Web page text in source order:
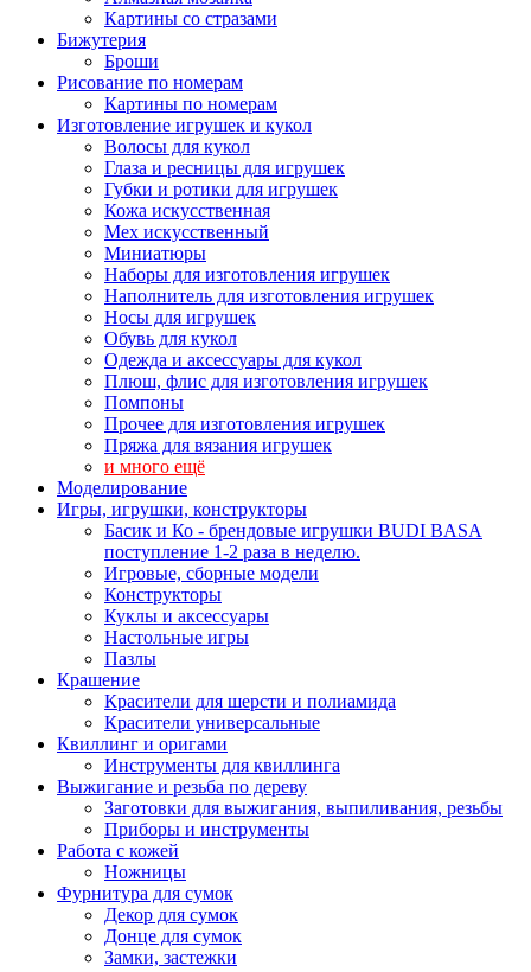
Картины co стразами
Бижутерия
Броши
Рисование по номерам
Картины по номерам
Изготовление игрушек и кукол
Волосы для кукол
Глаза и ресницы для игрушек
Губки и ротики для игрушек
Кожа искусственная
Мех искусственный
Миниатюры
Наборы для изготовления игрушек
Наполнитель для изготовления игрушек
Носы для игрушек
Обувь для кукол
Одежда и аксессуары для кукол
Плюш, флис для изготовления игрушек
Помпоны
Прочее для изготовления игрушек
Пряжа для вязания игрушек
и много ещё
Моделирование
Игры, игрушки, конструкторы
Басик и Ко - брендовые игрушки BUDI BASA
поступление 1-2 раза в неделю.
Игровые, сборные модели
Конструкторы
Куклы и аксессуары
Настольные игры
Пазлы
Крашение
Красители для шерсти и полиамида
Красители универсальные
Квиллинг и оригами
Инструменты для квиллинга
Выжигание и резьба по дереву
Заготовки для выжигания, выпиливания, резьбы
Приборы и инструменты
Работа с кожей
Ножницы
Фурнитура для сумок
Декор для сумок
Донце для сумок
Замки, застежки